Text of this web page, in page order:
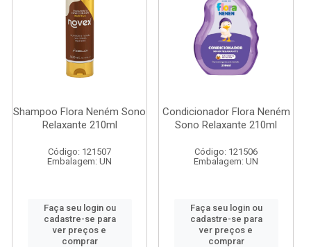
Shampoo Flora Neném Sono
Relaxante 210ml
Código: 121507
Embalagem: UN
Faça seu login ou
cadastre-se para
ver preços e
comprar
Condicionador Flora Neném
Sono Relaxante 210ml
Código: 121506
Embalagem: UN
Faça seu login ou
cadastre-se para
ver preços e
comprar